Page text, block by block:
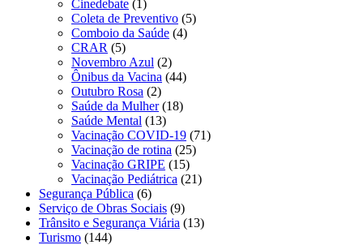
Cinedebate (1)
Coleta de Preventivo (5)
Comboio da Saúde (4)
CRAR (5)
Novembro Azul (2)
Ônibus da Vacina (44)
Outubro Rosa (2)
Saúde da Mulher(18)
Saúde Mental (13)
Vacinação COVID-19 (71)
Vacinação de rotina (25)
Vacinação GRIPE (15)
Vacinação Pediátrica (21)
Segurança Pública (6)
Serviço de Obras Sociais (9)
Trânsito e Segurança Viária (13)
Turismo (144)